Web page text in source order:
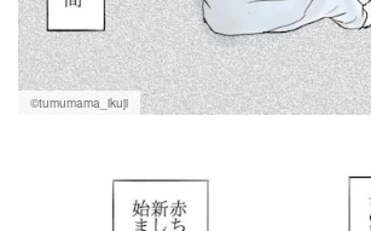
©tumumama_ikuji